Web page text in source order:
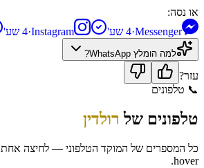
או נסה:
Messenger
·4 שע' Instagram
·4 שע'
למה הומלץ WhatsApp
?
עזר?
📞 טלפונים
טלפונים של רולדין
כל המספרים של המוקד הטלפוני — לחיצה
hover.